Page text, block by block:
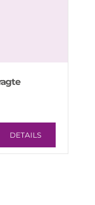
DETAILS